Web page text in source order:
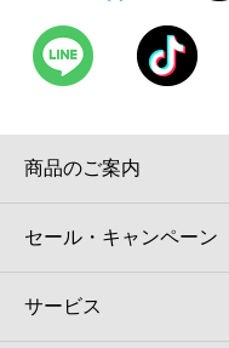
パウダースペース ラブン
ソフトバンクギフト
商品のご案内
セール・キャンペーン
サービス